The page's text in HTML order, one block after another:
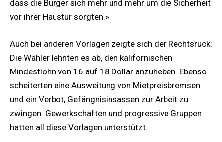
dass die Bürger sich mehr und mehr um die Sicherheit
vor ihrer Haustür sorgten.»
Auch bei anderen Vorlagen zeigte sich der Rechtsruck:
Die Wähler lehnten es ab, den kalifornischen
Mindestlohn von 16 auf 18 Dollar anzuheben. Ebenso
scheiterten eine Ausweitung von Mietpreisbremsen
und ein Verbot, Gefängnisinsassen zur Arbeit zu
zwingen. Gewerkschaften und progressive Gruppen
hatten all diese Vorlagen unterstützt.